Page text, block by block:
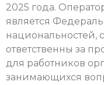
2025 года.
является
национальностей,
ответственны за
для работников
занимающихся